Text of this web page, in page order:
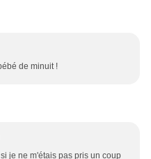
de minuit !
je ne m'étais pas pris un coup